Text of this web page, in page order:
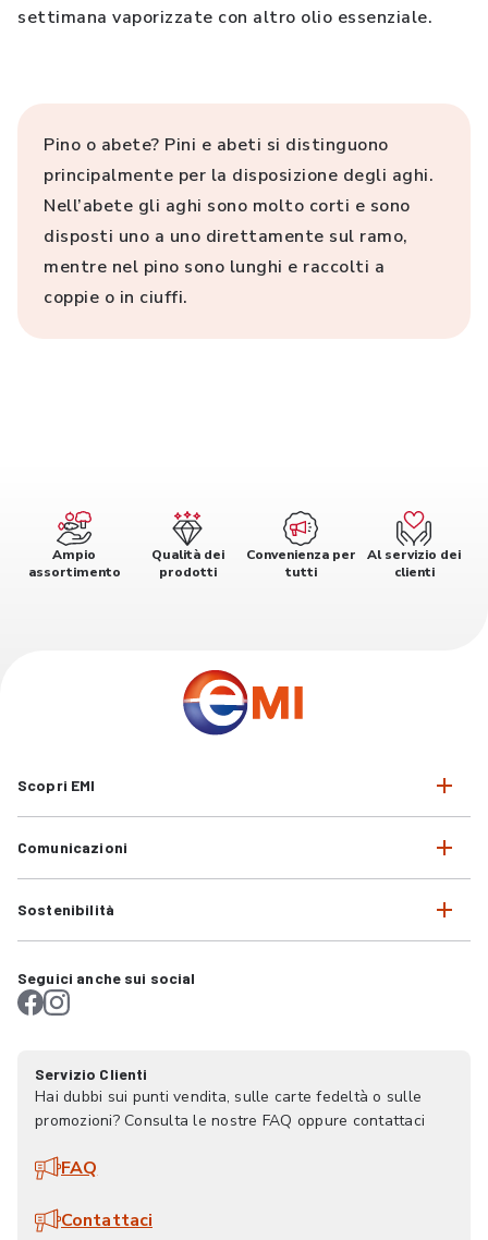
settimana vaporizzate con altro olio essenziale.
Pino o abete? Pini e abeti si distinguono
principalmente per la disposizione degli aghi.
Nell’abete gli aghi sono molto corti e sono
disposti uno a uno direttamente sul ramo,
mentre nel pino sono lunghi e raccolti a
coppie o in ciuffi.
Ampio
assortimento
Qualità dei
prodotti
Convenienza per
tutti
Al servizio dei
clienti
Scopri EMI
Comunicazioni
Sostenibilità
Seguici anche sui social
Servizio Clienti
Hai dubbi sui punti vendita, sulle carte fedeltà o sulle
promozioni? Consulta le nostre FAQ oppure contattaci
FAQ
Contattaci